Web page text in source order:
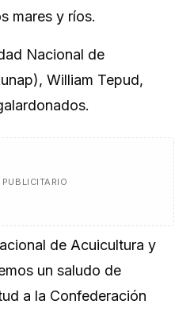
mares y ríos.
Nacional de
William Tepud,
de Acuicultura y
un saludo de
a la Confederación